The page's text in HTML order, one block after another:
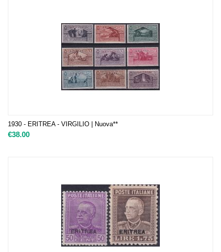
1930 - ERITREA - VIRGILIO | Nuova**
€38.00